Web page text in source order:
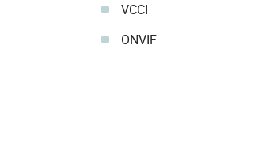
VCCI
ONVIF